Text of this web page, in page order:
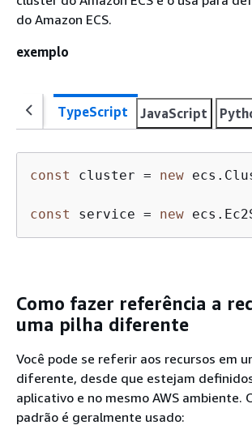
do Amazon ECS.
exemplo
TypeScript JavaScript
const cluster = new
const service = new
Como fazer referência a
uma pilha diferente
Você pode se referir aos recursos em
diferente, desde que estejam
aplicativo e no mesmo AWS ambiente.
padrão é geralmente usado: